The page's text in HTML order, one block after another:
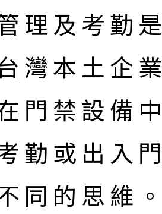
理及考勤
灣本土企
門禁設備
勤或出入
同的思維